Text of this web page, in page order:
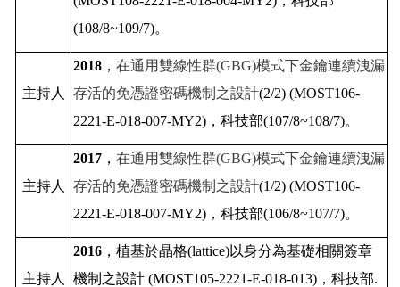
(108/8~109/7)。
主持人
2018 ， 在通用雙線性群(GBG)模式下金鑰連續洩漏
存活的免憑證密碼機制之設計(2/2) (MOST106-
2221-E-018-007-MY2) ， 科技部(107/8~108/7)。
主持人
2017 ， 在通用雙線性群(GBG)模式下金鑰連續洩漏
存活的免憑證密碼機制之設計(1/2) (MOST106-
2221-E-018-007-MY2) ， 科技部(106/8~107/7)。
主持人
2016 ， 植基於晶格(lattice)以身分為基礎相關簽章
機制之設計 (MOST105-2221-E-018-013) ， 科技部.